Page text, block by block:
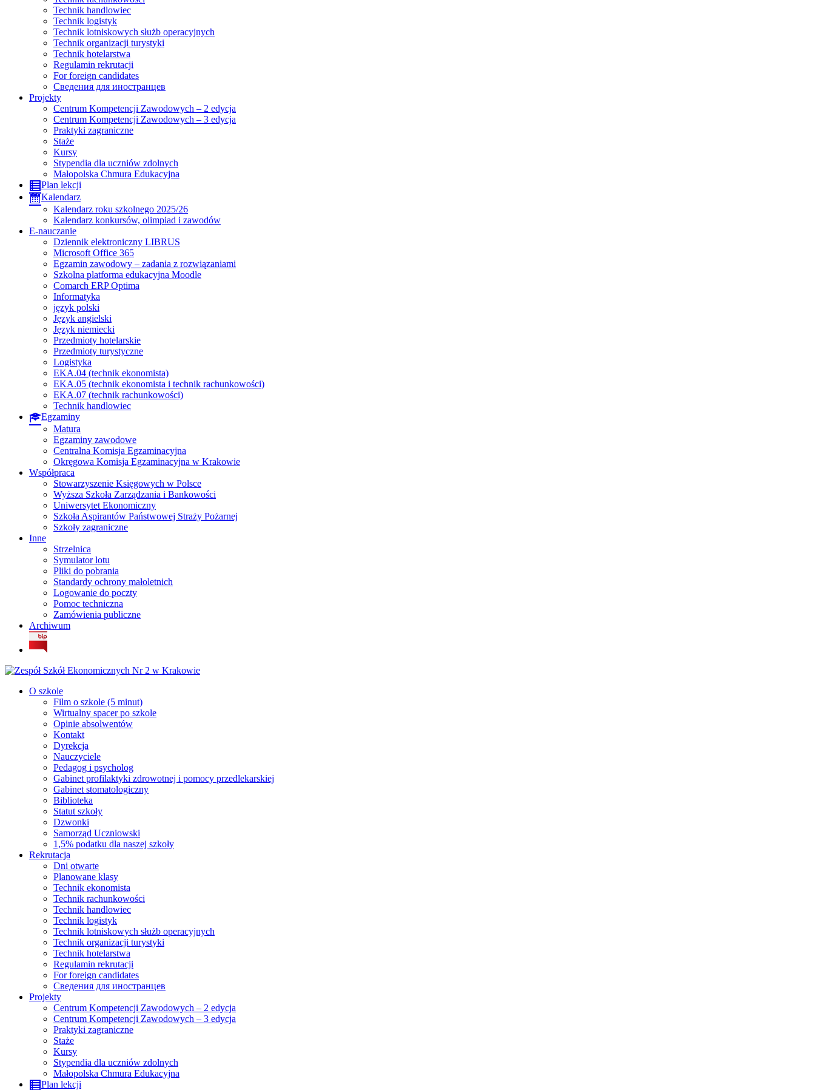
Technik handlowiec
Technik logistyk
Technik lotniskowych służb operacyjnych
Technik organizacji turystyki
Technik hotelarstwa
Regulamin rekrutacji
For foreign candidates
Сведения для иностранцев
Projekty
Centrum Kompetencji Zawodowych – 2 edycja
Centrum Kompetencji Zawodowych – 3 edycja
Praktyki zagraniczne
Staże
Kursy
Stypendia dla uczniów zdolnych
Małopolska Chmura Edukacyjna
Plan lekcji
Kalendarz
Kalendarz roku szkolnego 2025/26
Kalendarz konkursów, olimpiad i zawodów
E-nauczanie
Dziennik elektroniczny LIBRUS
Microsoft Office 365
Egzamin zawodowy – zadania z rozwiązaniami
Szkolna platforma edukacyjna Moodle
Comarch ERP Optima
Informatyka
język polski
Język angielski
Język niemiecki
Przedmioty hotelarskie
Przedmioty turystyczne
Logistyka
EKA.04 (technik ekonomista)
EKA.05 (technik ekonomista i technik rachunkowości)
EKA.07 (technik rachunkowości)
Technik handlowiec
Egzaminy
Matura
Egzaminy zawodowe
Centralna Komisja Egzaminacyjna
Okręgowa Komisja Egzaminacyjna w Krakowie
Współpraca
Stowarzyszenie Księgowych w Polsce
Wyższa Szkoła Zarządzania i Bankowości
Uniwersytet Ekonomiczny
Szkoła Aspirantów Państwowej Straży Pożarnej
Szkoły zagraniczne
Inne
Strzelnica
Symulator lotu
Pliki do pobrania
Standardy ochrony małoletnich
Logowanie do poczty
Pomoc techniczna
Zamówienia publiczne
Archiwum
O szkole
Film o szkole (5 minut)
Wirtualny spacer po szkole
Opinie absolwentów
Kontakt
Dyrekcja
Nauczyciele
Pedagog i psycholog
Gabinet profilaktyki zdrowotnej i pomocy przedlekarskiej
Gabinet stomatologiczny
Biblioteka
Statut szkoły
Dzwonki
Samorząd Uczniowski
1,5% podatku dla naszej szkoły
Rekrutacja
Dni otwarte
Planowane klasy
Technik ekonomista
Technik rachunkowości
Technik handlowiec
Technik logistyk
Technik lotniskowych służb operacyjnych
Technik organizacji turystyki
Technik hotelarstwa
Regulamin rekrutacji
For foreign candidates
Сведения для иностранцев
Projekty
Centrum Kompetencji Zawodowych – 2 edycja
Centrum Kompetencji Zawodowych – 3 edycja
Praktyki zagraniczne
Staże
Kursy
Stypendia dla uczniów zdolnych
Małopolska Chmura Edukacyjna
Plan lekcji